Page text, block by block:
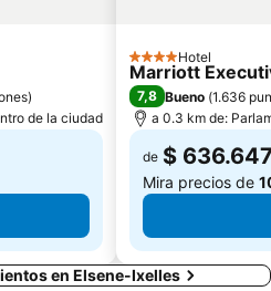
)
de la ciudad
4 Estrellas
Hotel
Marriott
7,8 Bueno (1.636
a 0.3 km de:
de $
Mira precios de
en Elsene-Ixelles